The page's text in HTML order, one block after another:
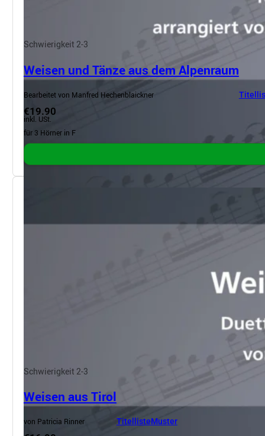
Schwierigkeit 2-3
Weisen und Tänze aus dem Alpenraum
Bearbeitet von Manfred Hechenblaickner
€19.90
inkl. USt.
für 3 Hörner in F
Schwierigkeit 2-3
Weisen aus Tirol
von Patricia Rinner TitellisteMuster